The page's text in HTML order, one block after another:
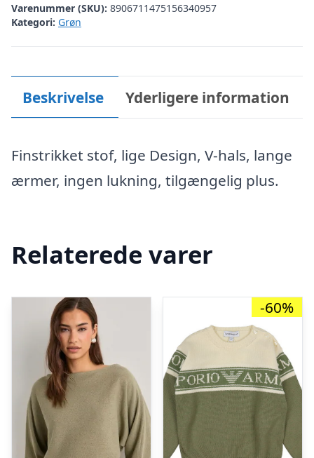
Varenummer (SKU): 8906711475156340957
Kategori: Grøn
Beskrivelse Yderligere information
Finstrikket stof, lige Design, V-hals, lange
ærmer, ingen lukning, tilgængelig plus.
Relaterede varer
-60%